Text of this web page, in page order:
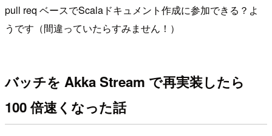
pull req ベースでScalaドキュメント作成に参加できる？よ
うです（間違っていたらすみません！）
バッチを Akka Stream で再実装したら
100 倍速くなった話